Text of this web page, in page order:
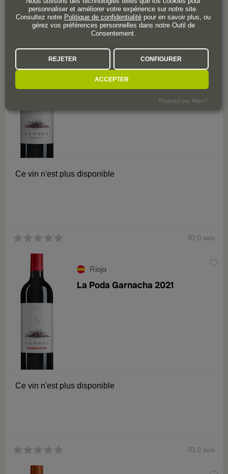
Ribera del Duero
La Poda Tempranillo 2022
Ce vin n'est plus disponible
0 avis
Rioja
La Poda Garnacha 2021
Ce vin n'est plus disponible
0 avis
personnaliser et améliorer votre expérience sur notre site.
Consultez notre Politique de confidentialité pour en savoir plus, ou
gérez vos préférences personnelles dans notre Outil de
Consentement.
REJETER CONFIGURER
ACCEPTER
Propulsé par Klaro !